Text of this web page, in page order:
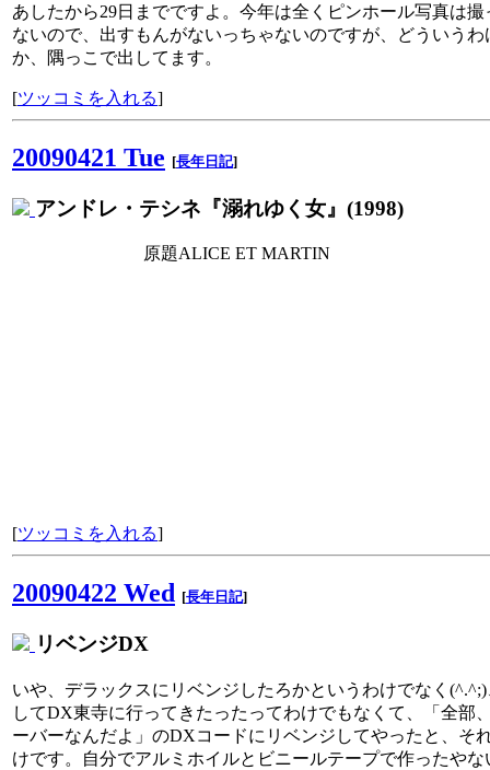
あしたから29日までですよ。今年は全くピンホール写真は撮
ないので、出すもんがないっちゃないのですが、どういうわ
か、隅っこで出してます。
[ツッコミを入れる]
20090421 Tue [長年日記]
アンドレ・テシネ『溺れゆく女』(1998)
原題ALICE ET MARTIN
[ツッコミを入れる]
20090422 Wed [長年日記]
リベンジDX
いや、デラックスにリベンジしたろかというわけでなく
してDX東寺に行ってきたったってわけでもなくて、「全部
ーバーなんだよ」のDXコードにリベンジしてやったと、そ
けです。自分でアルミホイルとビニールテープで作ったやな